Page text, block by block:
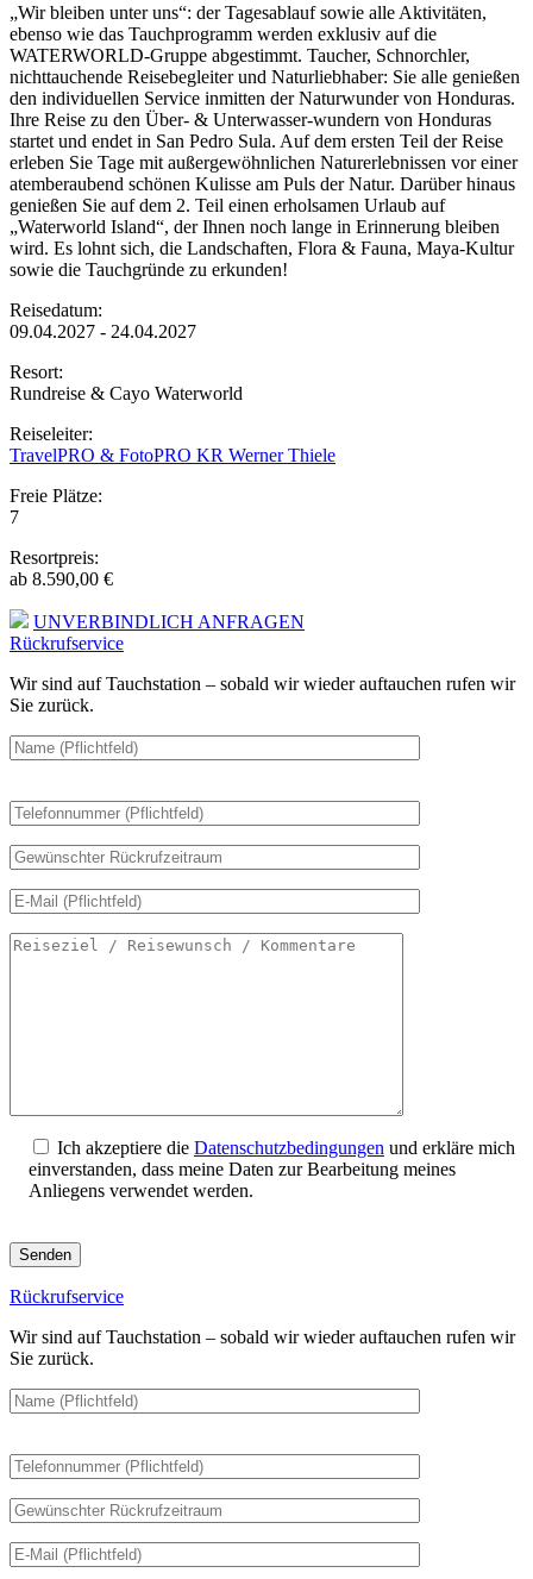
„Wir bleiben unter uns“: der Tagesablauf sowie alle Aktivitäten,
ebenso wie das Tauchprogramm werden exklusiv auf die
WATERWORLD-Gruppe abgestimmt. Taucher, Schnorchler,
nichttauchende Reisebegleiter und Naturliebhaber: Sie alle genießen
den individuellen Service inmitten der Naturwunder von Honduras.
Ihre Reise zu den Über- & Unterwasser-wundern von Honduras
startet und endet in San Pedro Sula. Auf dem ersten Teil der Reise
erleben Sie Tage mit außergewöhnlichen Naturerlebnissen vor einer
atemberaubend schönen Kulisse am Puls der Natur. Darüber hinaus
genießen Sie auf dem 2. Teil einen erholsamen Urlaub auf
„Waterworld Island“, der Ihnen noch lange in Erinnerung bleiben
wird. Es lohnt sich, die Landschaften, Flora & Fauna, Maya-Kultur
sowie die Tauchgründe zu erkunden!
Reisedatum:
09.04.2027 - 24.04.2027
Resort:
Rundreise & Cayo Waterworld
Reiseleiter:
TravelPRO & FotoPRO KR Werner Thiele
Freie Plätze:
7
Resortpreis:
ab 8.590,00 €
UNVERBINDLICH ANFRAGEN
Rückrufservice
Wir sind auf Tauchstation – sobald wir wieder auftauchen rufen wir
Sie zurück.
lasse
Feld
leer.
Ich akzeptiere die Datenschutzbedingungen und erkläre mich
einverstanden, dass meine Daten zur Bearbeitung meines
Anliegens verwendet werden.
lasse
Feld
Rückrufservice
Wir sind auf Tauchstation – sobald wir wieder auftauchen rufen wir
Sie zurück.
lasse
Feld
leer.